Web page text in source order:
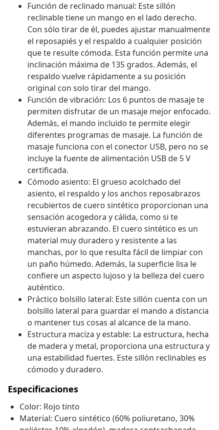
Función de reclinado manual: Este sillón
reclinable tiene un mango en el lado derecho.
Con sólo tirar de él, puedes ajustar manualmente
el reposapiés y el respaldo a cualquier posición
que te resulte cómoda. Esta función permite una
inclinación máxima de 135 grados. Además, el
respaldo vuelve rápidamente a su posición
original con solo tirar del mango.
Función de vibración: Los 6 puntos de masaje te
permiten disfrutar de un masaje mejor enfocado.
Además, el mando incluido te permite elegir
diferentes programas de masaje. La función de
masaje funciona con el conector USB, pero no se
incluye la fuente de alimentación USB de 5 V
certificada.
Cómodo asiento: El grueso acolchado del
asiento, el respaldo y los anchos reposabrazos
recubiertos de cuero sintético proporcionan una
sensación acogedora y cálida, como si te
estuvieran abrazando. El cuero sintético es un
material muy duradero y resistente a las
manchas, por lo que resulta fácil de limpiar con
un paño húmedo. Además, la superficie lisa le
confiere un aspecto lujoso y la belleza del cuero
auténtico.
Práctico bolsillo lateral: Este sillón cuenta con un
bolsillo lateral para guardar el mando a distancia
o mantener tus cosas al alcance de la mano.
Estructura maciza y estable: La estructura, hecha
de madera y metal, proporciona una estructura y
una estabilidad fuertes. Este sillón reclinables es
cómodo y duradero.
Especificaciones
Color: Rojo tinto
Material: Cuero sintético (60% poliuretano, 30%